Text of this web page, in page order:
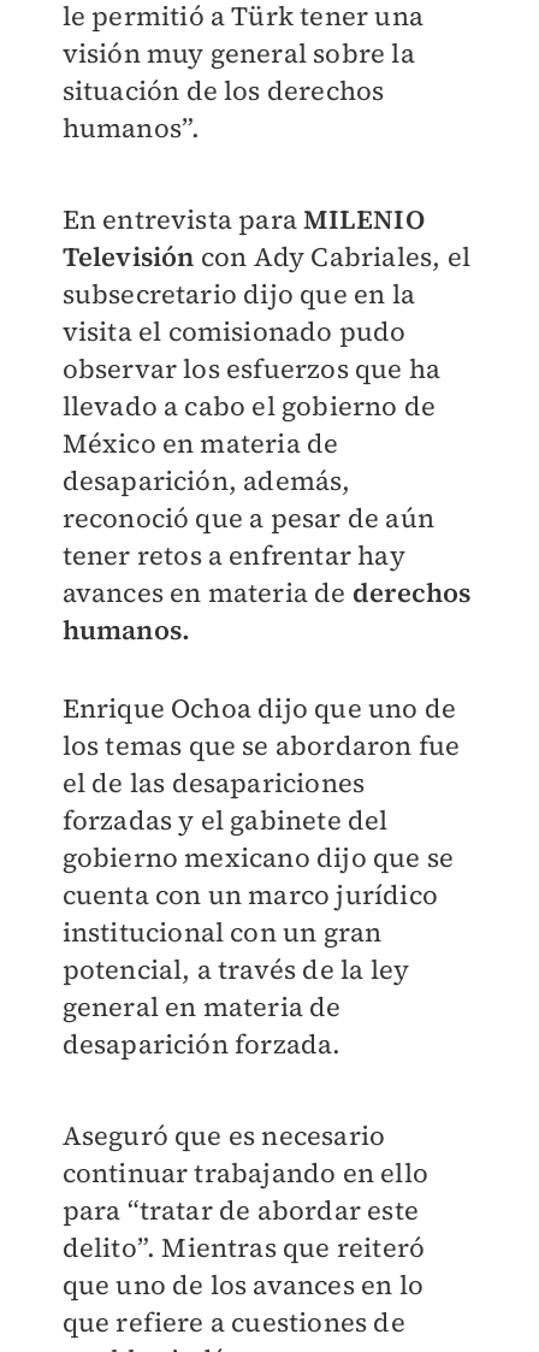
le permitió a Türk tener una
visión muy general sobre la
situación de los derechos
humanos”.
En entrevista paraMILENIO
Televisión con Ady Cabriales, el
subsecretario dijo que en la
visita el comisionado pudo
observar los esfuerzos que ha
llevado a cabo el gobierno de
México en materia de
desaparición, además,
reconoció que a pesar de aún
tener retos a enfrentar hay
avances en materia de derechos
humanos.
Enrique Ochoa dijo que uno de
los temas que se abordaron fue
el de las desapariciones
forzadas y el gabinete del
gobierno mexicano dijo que se
cuenta con un marco jurídico
institucional con un gran
potencial, a través de la ley
general en materia de
desaparición forzada.
Aseguró que es necesario
continuar trabajando en ello
para “tratar de abordar este
delito”. Mientras que reiteró
que uno de los avances en lo
que refiere a cuestiones de